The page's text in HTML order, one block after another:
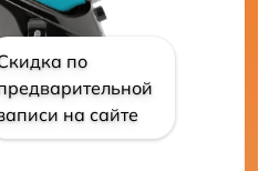
по
на сайте